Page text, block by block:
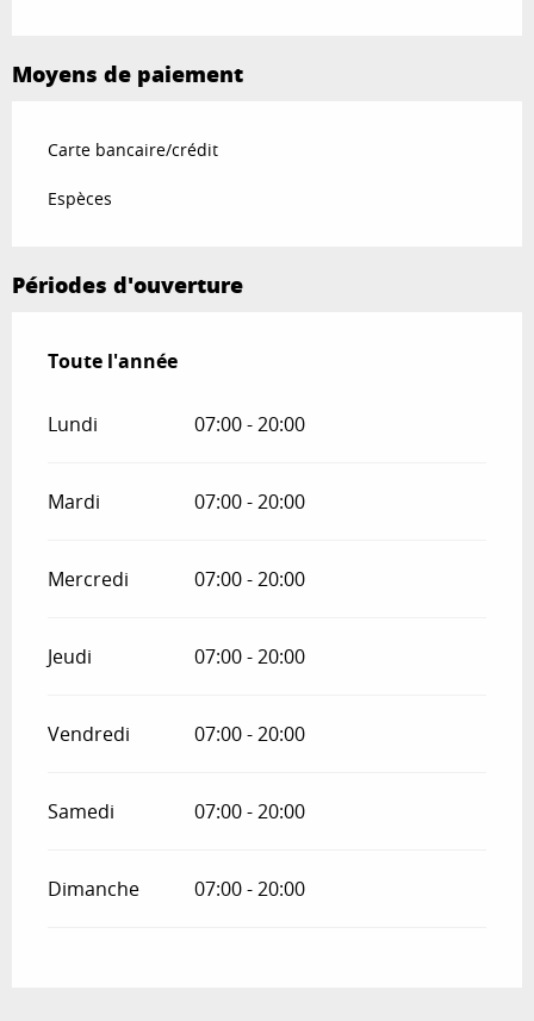
Moyens de paiement
Carte bancaire/crédit
Espèces
Périodes d'ouverture
Toute l'année
Toute l'année
Lundi 07:00 - 20:00
Mardi 07:00 - 20:00
Mercredi 07:00 - 20:00
Jeudi 07:00 - 20:00
Vendredi 07:00 - 20:00
Samedi 07:00 - 20:00
Dimanche 07:00 - 20:00